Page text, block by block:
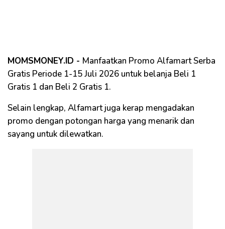
MOMSMONEY.ID - Manfaatkan Promo Alfamart Serba
Gratis Periode 1-15 Juli 2026 untuk belanja Beli 1
Gratis 1 dan Beli 2 Gratis 1.
Selain lengkap, Alfamart juga kerap mengadakan
promo dengan potongan harga yang menarik dan
sayang untuk dilewatkan.